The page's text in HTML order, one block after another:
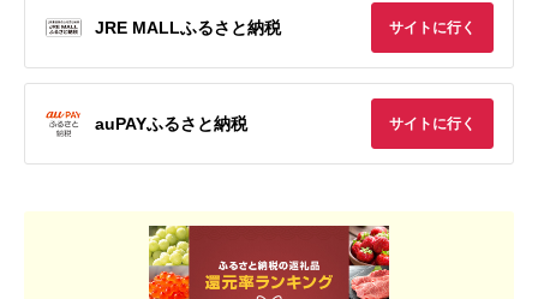
JRE MALLふるさと納税 サイトに行く
auPAYふるさと納税 サイトに行く